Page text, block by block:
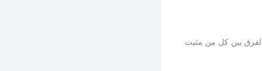
بين كل من مثبت